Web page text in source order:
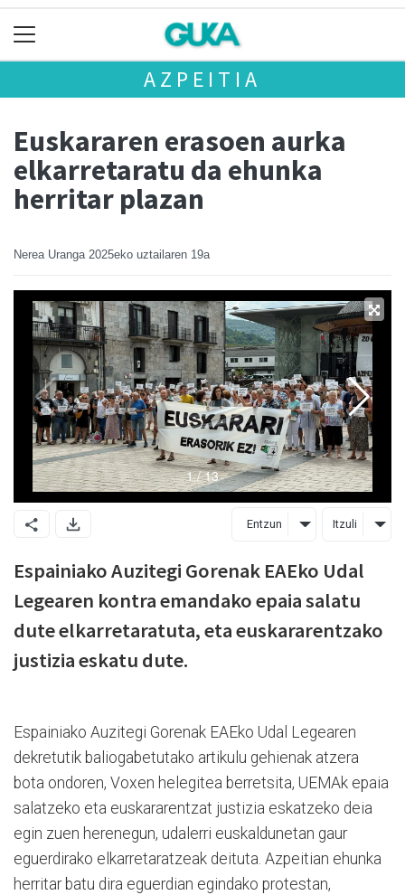
AZPEITIA
Euskararen erasoen aurka
elkarretaratu da ehunka
herritar plazan
Nerea Uranga 2025eko uztailaren 19a
Entzun Itzuli
Espainiako Auzitegi Gorenak EAEko Udal
Legearen kontra emandako epaia salatu
dute elkarretaratuta, eta euskararentzako
justizia eskatu dute.
Espainiako Auzitegi Gorenak EAEko Udal Legearen
dekretutik baliogabetutako artikulu gehienak atzera
bota ondoren, Voxen helegitea berretsita, UEMAk epaia
salatzeko eta euskararentzat justizia eskatzeko deia
egin zuen herenegun, udalerri euskaldunetan gaur
eguerdirako elkarretaratzeak deituta. Azpeitian ehunka
herritar batu dira eguerdian egindako protestan,